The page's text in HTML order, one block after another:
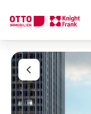
Wir finden
Sagen Sie uns